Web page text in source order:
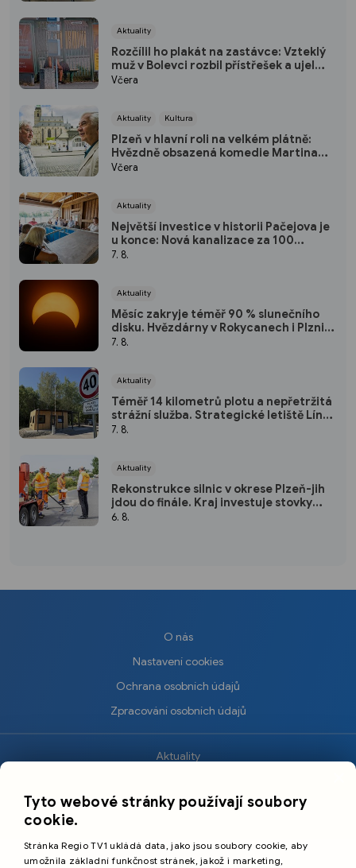
Aktuality
Rozčílil ho plakát na zastávce: Vzteklý
muž v Bolevci rozbil přístřešek a ujel
tramvají, strážníci ho bleskově dostihli
Včera
Aktuality Kultura
Plzeň v hlavní roli na velkém plátně:
Hvězdně obsazená komedie Martina
Horského se představí na bezplatné
Včera
Aktuality
Největší investice v historii Pačejova je
u konce: Nová kanalizace za 100
milionů korun získala kolaudaci, obec
7. 8.
Aktuality
Měsíc zakryje téměř 90 % slunečního
disku. Hvězdárny v Rokycanech i Plzni
zvou na podvečerní sledování
7. 8.
Aktuality
Téměř 14 kilometrů plotu a nepřetržitá
strážní služba. Strategické letiště Líně
má od srpna nový režim vstupů
7. 8.
Aktuality
Rekonstrukce silnic v okrese Plzeň-jih
jdou do finále. Kraj investuje stovky
milionů do nových povrchů i moderních
6. 8.
O nás
Nastavení cookies
Ochrana osobních údajů
Zpracování osobních údajů
Aktuality
Sport
Cestování
Tyto webové stránky používají soubory
cookie.
Stránka Regio TV1 ukládá data, jako jsou soubory cookie, aby
umožnila základní funkčnost stránek, jakož i marketing,